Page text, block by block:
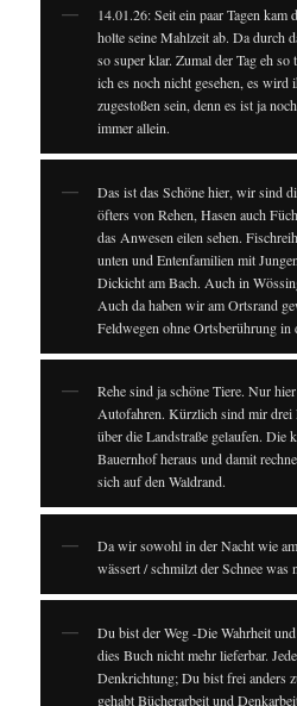
14.01.26: Seit ein paar Tagen kam
holte seine Mahlzeit ab. Da durch
so super klar. Zumal der Tag eh
ich es noch nicht gesehen, es wird
zugestoßen sein, denn es ist ja
immer allein.
Das ist das Schöne hier, wir sind
öfters von Rehen, Hasen auch
das Anwesen eilen sehen.
unten und Entenfamilien mit
Dickicht am Bach. Auch in
Auch da haben wir am Ortsrand
Feldwegen ohne Ortsberührung in
Rehe sind ja schöne Tiere. Nur
Autofahren. Kürzlich sind mir drei
über die Landstraße gelaufen. Die
Bauernhof heraus und damit
sich auf den Waldrand.
Da wir sowohl in der Nacht wie
wässert / schmilzt der Schnee
Du bist der Weg -Die Wahrheit
dies Buch nicht mehr lieferbar.
Denkrichtung; Du bist frei anders
gehabt Bücherarbeit und